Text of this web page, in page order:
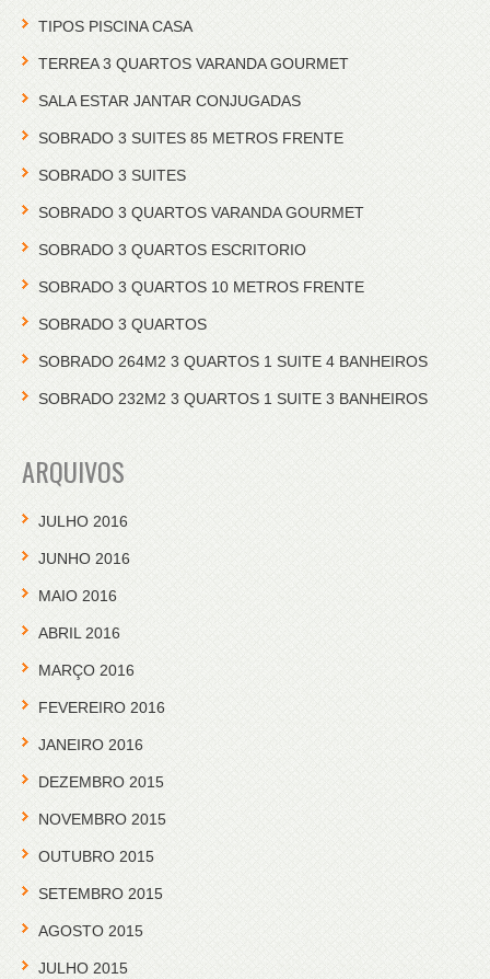
TIPOS PISCINA CASA
TERREA 3 QUARTOS VARANDA GOURMET
SALA ESTAR JANTAR CONJUGADAS
SOBRADO 3 SUITES 85 METROS FRENTE
SOBRADO 3 SUITES
SOBRADO 3 QUARTOS VARANDA GOURMET
SOBRADO 3 QUARTOS ESCRITORIO
SOBRADO 3 QUARTOS 10 METROS FRENTE
SOBRADO 3 QUARTOS
SOBRADO 264M2 3 QUARTOS 1 SUITE 4 BANHEIROS
SOBRADO 232M2 3 QUARTOS 1 SUITE 3 BANHEIROS
ARQUIVOS
JULHO 2016
JUNHO 2016
MAIO 2016
ABRIL 2016
MARÇO 2016
FEVEREIRO 2016
JANEIRO 2016
DEZEMBRO 2015
NOVEMBRO 2015
OUTUBRO 2015
SETEMBRO 2015
AGOSTO 2015
JULHO 2015